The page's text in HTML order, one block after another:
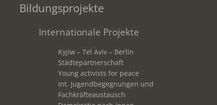
Bildungsprojekte
Internationale Projekte
Kyjiw – Tel Aviv – Berlin
Städtepartnerschaft
Young activists for peace
Int. Jugendbegegnungen und
Fachkräfteaustausch